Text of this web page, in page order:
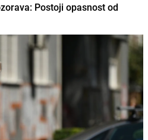
Postoji opasnost od